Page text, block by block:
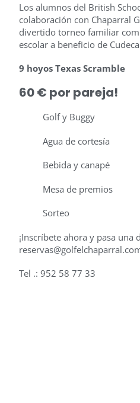
Los alumnos del British
colaboración con Chaparral
divertido torneo familiar
escolar a beneficio de
9 hoyos Texas Scramble
60 € por pareja!
Golf y Buggy
Agua de cortesía
Bebida y canapé
Mesa de premios
Sorteo
¡Inscríbete ahora y pasa
Tel .: 952 58 77 33